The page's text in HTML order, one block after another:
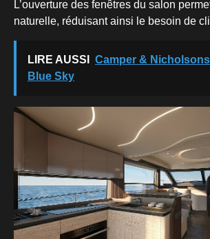
L’ouverture des fenêtres du salon
naturelle, réduisant ainsi le besoin de
LIRE AUSSI
Camper &
Blue Sky